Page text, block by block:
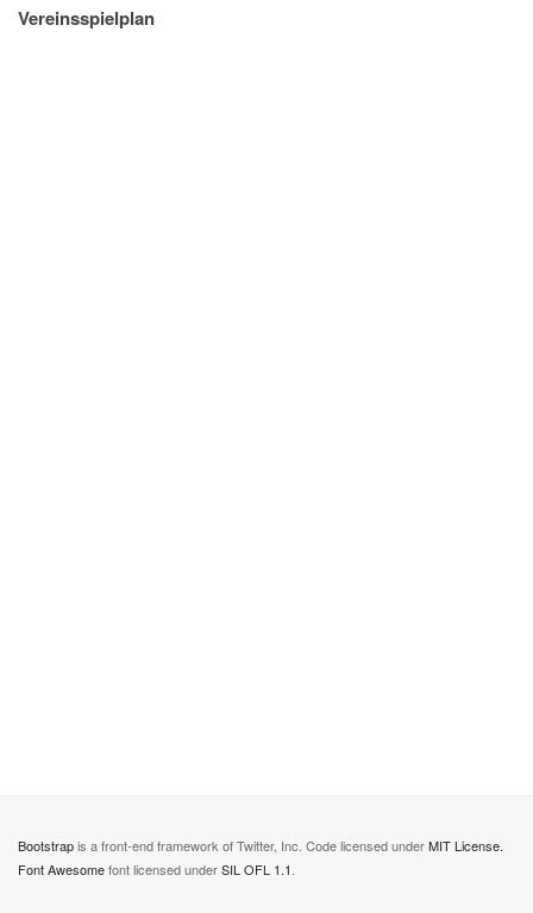
Vereinsspielplan
Bootstrapis a front-end framework of Twitter, Inc. Code licensed underMIT License.
Font Awesomefont licensed underSIL OFL 1.1.